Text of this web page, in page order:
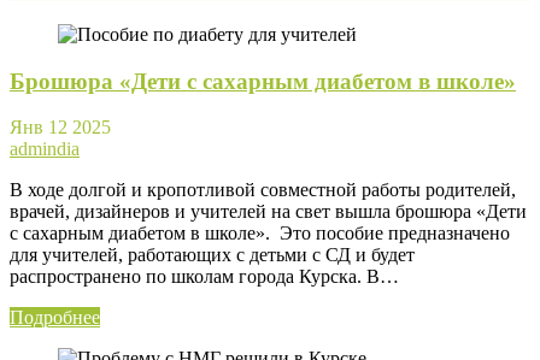
Брошюра «Дети с сахарным диабетом в школе»
Янв 12 2025
admindia
В ходе долгой и кропотливой совместной работы родителей,
врачей, дизайнеров и учителей на свет вышла брошюра «Дети
с сахарным диабетом в школе». Это пособие предназначено
для учителей, работающих с детьми с СД и будет
распространено по школам города Курска. В…
Подробнее